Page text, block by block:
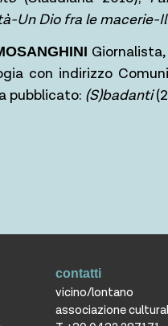
Un Dio fra le macerie-
con indirizzo
pubblicato: (S)badanti
contatti
vicino/lontano
associazione